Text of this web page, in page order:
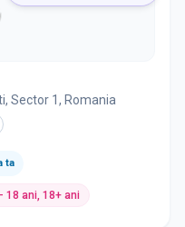
Sector 1, Romania
ta
18 ani, 18+ ani